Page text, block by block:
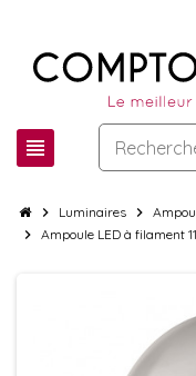
view_headline
chevron_right Luminaires chevron_right
chevron_right Ampoule LED à filament